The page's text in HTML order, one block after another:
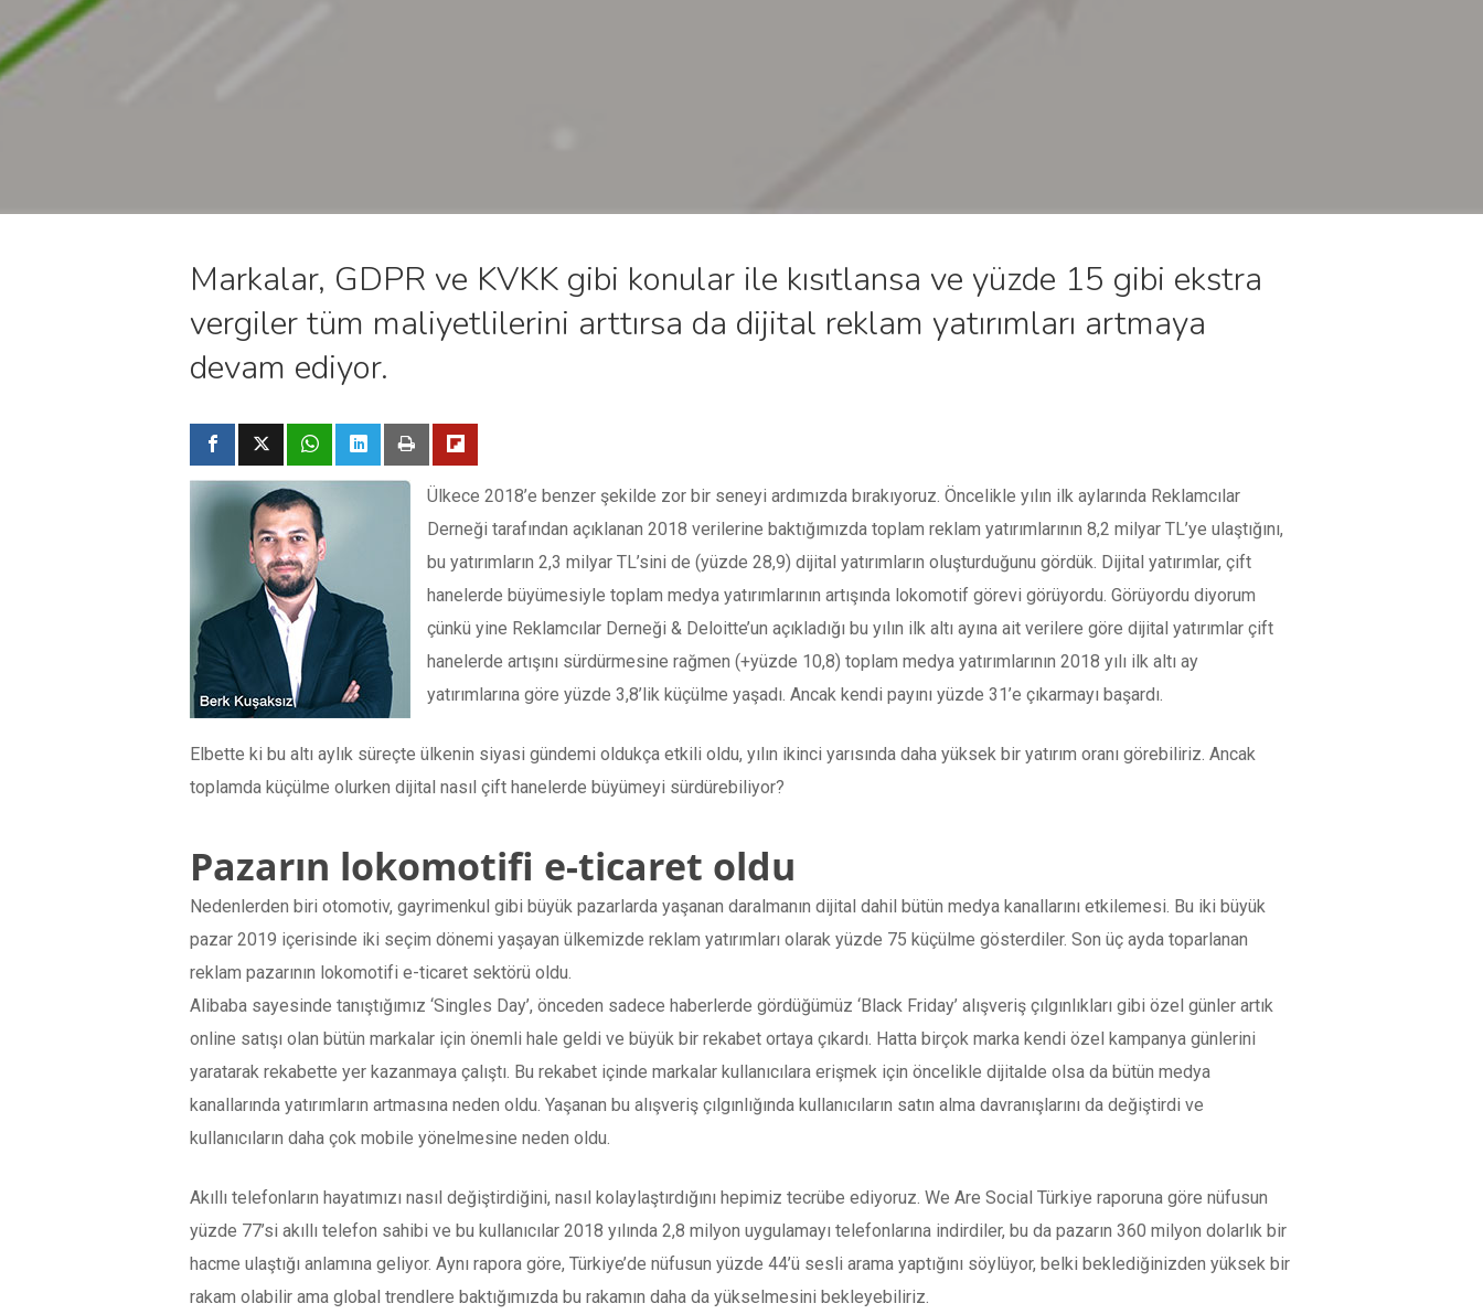
Markalar, GDPR ve KVKK gibi konular ile kısıtlansa ve yüzde 15 gibi ekstra
vergiler tüm maliyetlilerini arttırsa da dijital reklam yatırımları artmaya
devam ediyor.
Ülkece 2018’e benzer şekilde zor bir seneyi ardımızda bırakıyoruz. Öncelikle yılın ilk aylarında Reklamcılar
Derneği tarafından açıklanan 2018 verilerine baktığımızda toplam reklam yatırımlarının 8,2 milyar TL’ye ulaştığını,
bu yatırımların 2,3 milyar TL’sini de (yüzde 28,9) dijital yatırımların oluşturduğunu gördük. Dijital yatırımlar, çift
hanelerde büyümesiyle toplam medya yatırımlarının artışında lokomotif görevi görüyordu. Görüyordu diyorum
çünkü yine Reklamcılar Derneği & Deloitte’un açıkladığı bu yılın ilk altı ayına ait verilere göre dijital yatırımlar çift
hanelerde artışını sürdürmesine rağmen (+yüzde 10,8) toplam medya yatırımlarının 2018 yılı ilk altı ay
yatırımlarına göre yüzde 3,8’lik küçülme yaşadı. Ancak kendi payını yüzde 31’e çıkarmayı başardı.
Elbette ki bu altı aylık süreçte ülkenin siyasi gündemi oldukça etkili oldu, yılın ikinci yarısında daha yüksek bir yatırım oranı görebiliriz. Ancak
toplamda küçülme olurken dijital nasıl çift hanelerde büyümeyi sürdürebiliyor?
Pazarın lokomotifi e-ticaret oldu
Nedenlerden biri otomotiv, gayrimenkul gibi büyük pazarlarda yaşanan daralmanın dijital dahil bütün medya kanallarını etkilemesi. Bu iki büyük
pazar 2019 içerisinde iki seçim dönemi yaşayan ülkemizde reklam yatırımları olarak yüzde 75 küçülme gösterdiler. Son üç ayda toparlanan
reklam pazarının lokomotifi e-ticaret sektörü oldu.
Alibaba sayesinde tanıştığımız ‘Singles Day’, önceden sadece haberlerde gördüğümüz ‘Black Friday’ alışveriş çılgınlıkları gibi özel günler artık
online satışı olan bütün markalar için önemli hale geldi ve büyük bir rekabet ortaya çıkardı. Hatta birçok marka kendi özel kampanya günlerini
yaratarak rekabette yer kazanmaya çalıştı. Bu rekabet içinde markalar kullanıcılara erişmek için öncelikle dijitalde olsa da bütün medya
kanallarında yatırımların artmasına neden oldu. Yaşanan bu alışveriş çılgınlığında kullanıcıların satın alma davranışlarını da değiştirdi ve
kullanıcıların daha çok mobile yönelmesine neden oldu.
Akıllı telefonların hayatımızı nasıl değiştirdiğini, nasıl kolaylaştırdığını hepimiz tecrübe ediyoruz. We Are Social Türkiye raporuna göre nüfusun
yüzde 77’si akıllı telefon sahibi ve bu kullanıcılar 2018 yılında 2,8 milyon uygulamayı telefonlarına indirdiler, bu da pazarın 360 milyon dolarlık bir
hacme ulaştığı anlamına geliyor. Aynı rapora göre, Türkiye’de nüfusun yüzde 44’ü sesli arama yaptığını söylüyor, belki beklediğinizden yüksek bir
rakam olabilir ama global trendlere baktığımızda bu rakamın daha da yükselmesini bekleyebiliriz.